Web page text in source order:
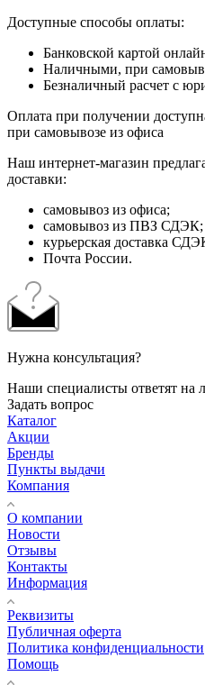
Доступные способы оплаты:
Банковской картой
Наличными, при
Безналичный расчет с
Оплата при получении
при самовывозе из офиса
Наш интернет-магазин
доставки:
самовывоз из офиса;
самовывоз из ПВЗ СДЭК;
курьерская доставка
Почта России.
Нужна консультация?
Наши специалисты ответят
Задать вопрос
Каталог
Акции
Бренды
Пункты выдачи
Компания
О компании
Новости
Отзывы
Контакты
Информация
Реквизиты
Публичная оферта
Политика конфиденциальности
Помощь